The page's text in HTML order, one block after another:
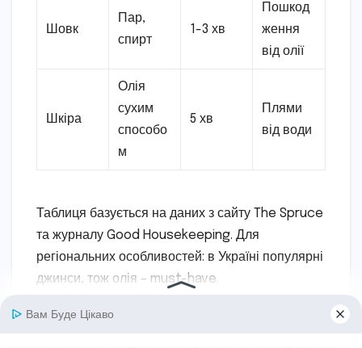
Шовк
Пар,
спирт
1-3 хв
Пошкод
ження
від олії
Шкіра
Олія
сухим
способо
м
5 хв
Плями
від води
Таблиця базується на даних з сайту The Spruce
та журналу Good Housekeeping. Для
регіональних особливостей: в Україні популярні
джинси, тож олія – must-have.
Врахування типу тканини підвищує успіх